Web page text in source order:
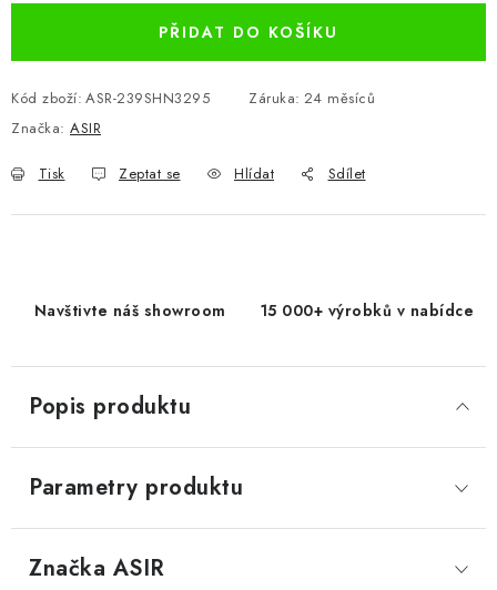
PŘIDAT DO KOŠÍKU
Kód zboží: ASR-239SHN3295 Záruka: 24 měsíců
Značka: ASIR
Tisk Zeptat se Hlídat Sdílet
Navštivte náš showroom 15 000+ výrobků v nabídce
Popis produktu
Parametry produktu
Značka ASIR